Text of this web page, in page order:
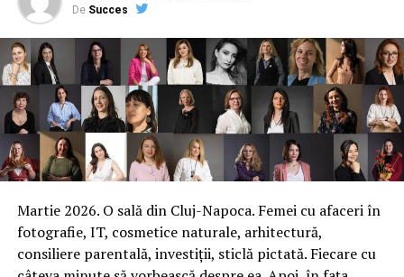
De Succes
Martie 2026. O sală din Cluj-Napoca. Femei cu afaceri în
fotografie, IT, cosmetice naturale, arhitectură,
consiliere parentală, investiții, sticlă pictată. Fiecare cu